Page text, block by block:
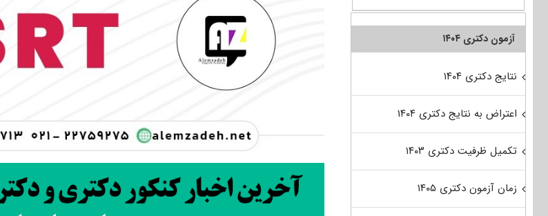
آزمون دکتری ۱۴۰۴
نتایج دکتری ۱۴۰۴
اعتراض به نتایج دکتری ۱۴۰۴
تکمیل ظرفیت دکتری ۱۴۰۳
زمان آزمون دکتری ۱۴۰۵